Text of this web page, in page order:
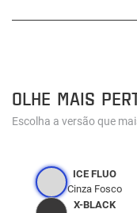
OLHE MAIS
Escolha a versão que
ICE FLUO
Cinza Fosco
X-BLACK